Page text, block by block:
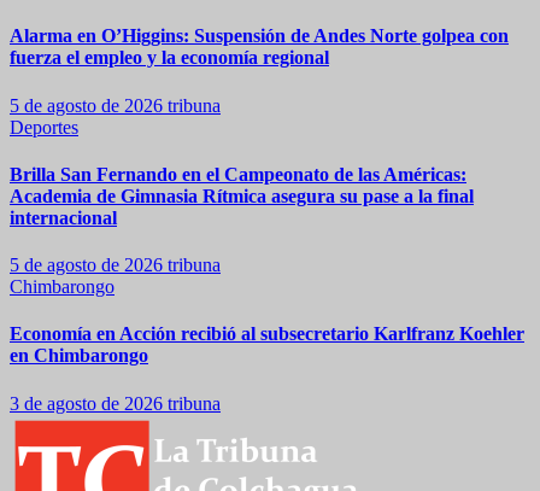
Alarma en O’Higgins: Suspensión de Andes Norte golpea con
fuerza el empleo y la economía regional
5 de agosto de 2026 tribuna
Deportes
Brilla San Fernando en el Campeonato de las Américas:
Academia de Gimnasia Rítmica asegura su pase a la final
internacional
5 de agosto de 2026 tribuna
Chimbarongo
Economía en Acción recibió al subsecretario Karlfranz Koehler
en Chimbarongo
3 de agosto de 2026 tribuna